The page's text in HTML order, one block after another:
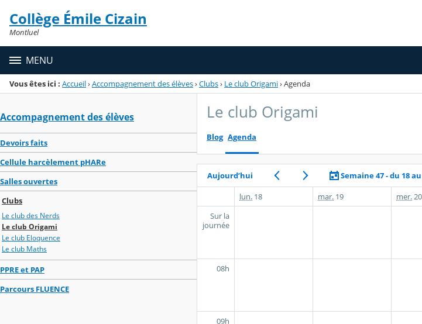
Menu de la rubrique
Contenu
Collège Émile Cizain
Montluel
MENU
Vous êtes ici : Accueil›Accompagnement des élèves›Clubs› Le club Origami›Agenda
Accompagnement des élèves
Devoirs faits
Cellule harcèlement pHARe
Salles ouvertes
Clubs
Le club des Nerds
Le club Origami
Le club Eloquence
Le club Maths
PPRE et PAP
Parcours FLUENCE
Le club Origami
Blog Agenda
Aujourd’hui Semaine 47 - du 18
lun. 18 mar. 19 mer. 20
Sur la
journée
08h
09h